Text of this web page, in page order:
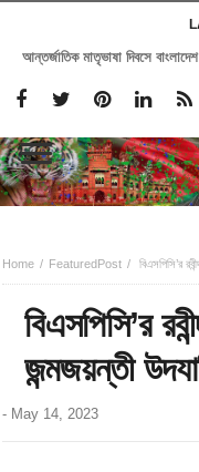
আন্তর্জাতিক মাতৃভাষা দিবসে
Home FeaturedPost বিএসপিসি’র
বিএসপিসি’র
জন্মজয়ন্তী
- May 14, 2023